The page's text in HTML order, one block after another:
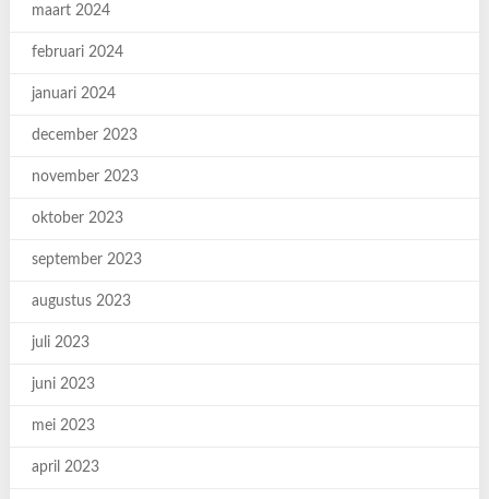
maart 2024
februari 2024
januari 2024
december 2023
november 2023
oktober 2023
september 2023
augustus 2023
juli 2023
juni 2023
mei 2023
april 2023